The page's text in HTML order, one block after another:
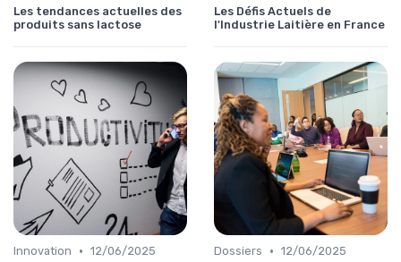
Les tendances actuelles des
produits sans lactose
Les Défis Actuels de
l'Industrie Laitière en France
Innovation • 12/06/2025
Dossiers • 12/06/2025